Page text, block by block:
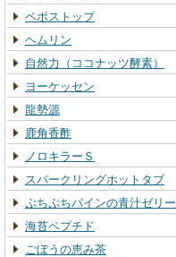
ペポストップ
ヘムリン
自然力（ココナッツ酵素）
ヨーケッセン
龍勢源
鹿角香酢
ノロキラーＳ
スパークリングホットタブ
ぷちぷちパインの青汁ゼリー
海苔ペプチド
ごぼうの恵み茶